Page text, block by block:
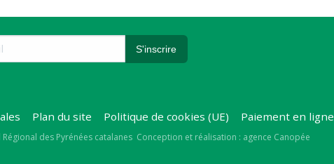
Plan du site Politique de cookies (UE) Paiement en ligne
des Pyrénées catalanes Conception et réalisation : agence Canopée